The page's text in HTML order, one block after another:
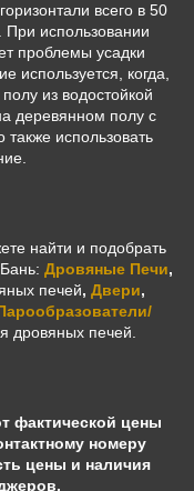
всего в 50
При использовании
проблемы усадки
используется, когда,
из водостойкой
деревянном полу с
использовать
найти и подобрать
Дровяные Печи,
печей, Двери,
дровяных печей.
фактической цены
номеру
цены и наличия